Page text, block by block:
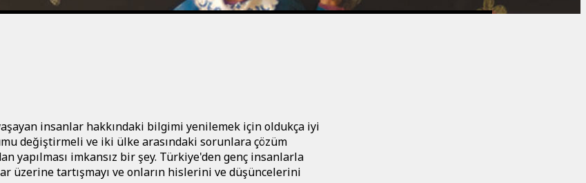
insanlar hakkındaki bilgimi yenilemek için oldukça iyi
değiştirmeli ve iki ülke arasındaki sorunlara çözüm
yapılması imkansız bir şey. Türkiye'den genç insanlarla
üzerine tartışmayı ve onların hislerini ve düşüncelerini